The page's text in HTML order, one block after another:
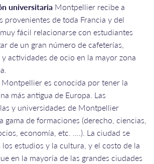
universitaria Montpellier recibe a
provenientes de toda Francia y del
fácil relacionarse con estudiantes
de un gran número de cafeterías,
actividades de ocio en la mayor zona
es conocida por tener la
más antigua de Europa. Las
y universidades de Montpellier
gama de formaciones (derecho, ciencias,
economía, etc. ....). La ciudad se
estudios y la cultura, y el costo de la
en la mayoría de las grandes ciudades